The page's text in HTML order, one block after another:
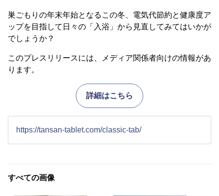
巣ごもりの年末年始となるこの冬、電気代節約と健康度ア
ップを目指して日々の「入浴」から見直してみてはいかが
でしょうか？
このプレスリリースには、メディア関係者向けの情報があ
ります。
詳細はこちら
https://tansan-tablet.com/classic-tab/
すべての画像